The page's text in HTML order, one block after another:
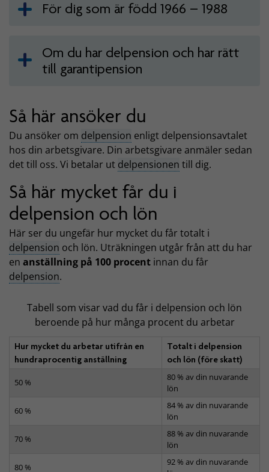
För dig som är född 1966 – 1988
Om du har delpension och har rätt
till garantipension
Så här ansöker du
Du ansöker om delpension enligt delpensionsavtalet
hos din arbetsgivare. Din arbetsgivare anmäler sedan
det till oss. Vi betalar ut delpensionen till dig.
Så här mycket får du i
delpension och lön
Här ser du ungefär hur mycket du får totalt i
delpension och lön. Uträkningen utgår från att du har
en anställning på 100 procent innan du får
delpension.
Tabell som visar vad du får i delpension och lön
beroende på hur många procent du arbetar
Hur mycket du arbetar utifrån en
hundraprocentig anställning
Totalt i delpension
och lön (före skatt)
50 %
80 % av din nuvarande
lön
60 %
84 % av din nuvarande
lön
70 %
88 % av din nuvarande
lön
80 % 92 % av din nuvarande